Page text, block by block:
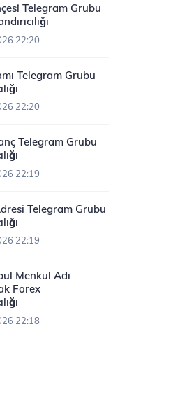
Telegram Grubu
22:20
Telegram Grubu
22:20
Telegram Grubu
22:19
Telegram Grubu
22:19
Menkul Adı
Forex
22:18